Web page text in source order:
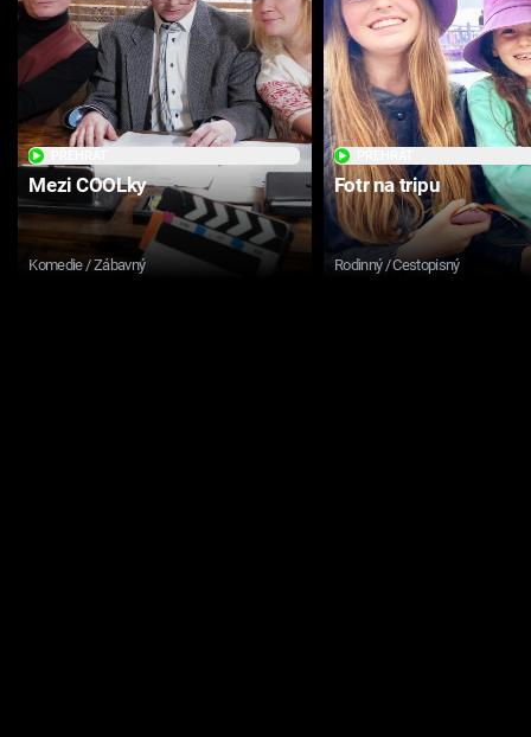
Mezi COOLky
Komedie / Zábavný
Fotr na tripu
Rodinný / Cestopisný